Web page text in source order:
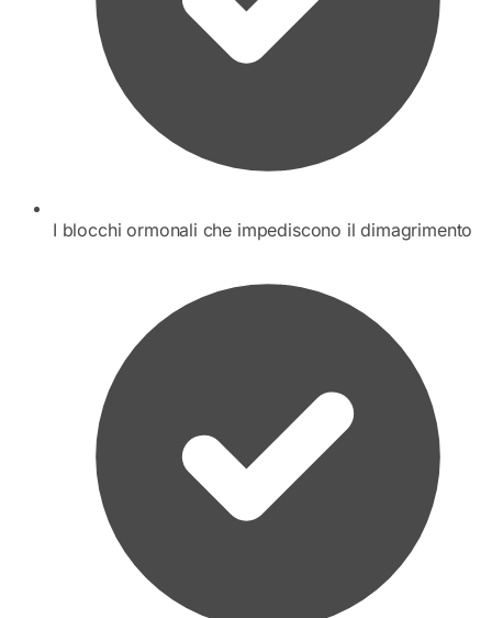
I blocchi ormonali che impediscono il dimagrimento